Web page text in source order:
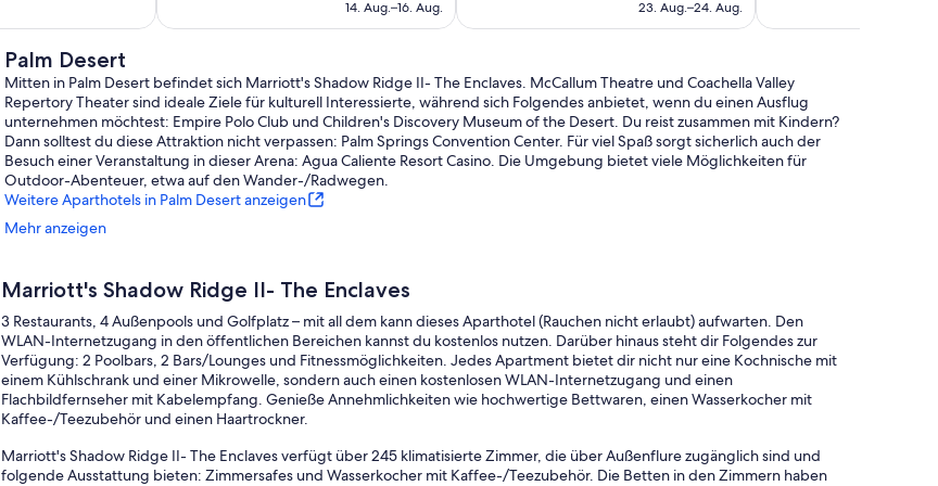
566 €
14. Aug.–16. Aug.
23. Aug.–24. Aug.
Palm Desert
Mitten in Palm Desert befindet sich Marriott's Shadow Ridge II- The Enclaves. McCallum Theatre und Coachella Valley
Repertory Theater sind ideale Ziele für kulturell Interessierte, während sich Folgendes anbietet, wenn du einen Ausflug
unternehmen möchtest: Empire Polo Club und Children's Discovery Museum of the Desert. Du reist zusammen mit Kindern?
Dann solltest du diese Attraktion nicht verpassen: Palm Springs Convention Center. Für viel Spaß sorgt sicherlich auch der
Besuch einer Veranstaltung in dieser Arena: Agua Caliente Resort Casino. Die Umgebung bietet viele Möglichkeiten für
Outdoor-Abenteuer, etwa auf den Wander-/Radwegen.
Weitere Aparthotels in Palm Desert anzeigen
Mehr anzeigen
Marriott's Shadow Ridge II- The Enclaves
3 Restaurants, 4 Außenpools und Golfplatz – mit all dem kann dieses Aparthotel (Rauchen nicht erlaubt) aufwarten. Den
WLAN-Internetzugang in den öffentlichen Bereichen kannst du kostenlos nutzen. Darüber hinaus steht dir Folgendes zur
Verfügung: 2 Poolbars, 2 Bars/Lounges und Fitnessmöglichkeiten. Jedes Apartment bietet dir nicht nur eine Kochnische mit
einem Kühlschrank und einer Mikrowelle, sondern auch einen kostenlosen WLAN-Internetzugang und einen
Flachbildfernseher mit Kabelempfang. Genieße Annehmlichkeiten wie hochwertige Bettwaren, einen Wasserkocher mit
Kaffee-/Teezubehör und einen Haartrockner.
Marriott's Shadow Ridge II- The Enclaves verfügt über 245 klimatisierte Zimmer, die über Außenflure zugänglich sind und
folgende Ausstattung bieten: Zimmersafes und Wasserkocher mit Kaffee-/Teezubehör. Die Betten in den Zimmern haben